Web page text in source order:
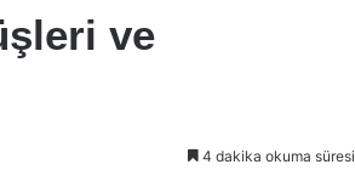
ve
4 dakika okuma süresi